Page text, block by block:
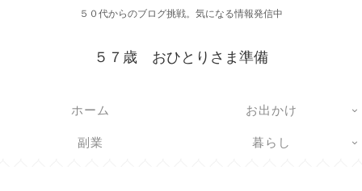
５０代からのブログ挑戦。気になる情報発信中
５７歳 おひとりさま準備
ホーム お出かけ
副業 暮らし